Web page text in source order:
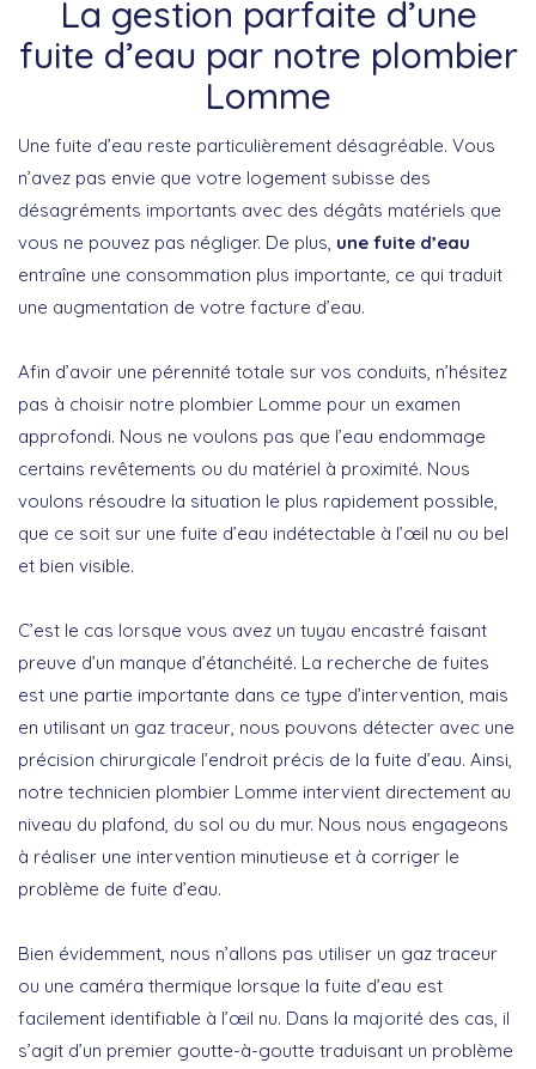
La gestion parfaite d’une
fuite d’eau par notre plombier
Lomme
Une fuite d’eau reste particulièrement désagréable. Vous
n’avez pas envie que votre logement subisse des
désagréments importants avec des dégâts matériels que
vous ne pouvez pas négliger. De plus, une fuite d’eau
entraîne une consommation plus importante, ce qui traduit
une augmentation de votre facture d’eau.
Afin d’avoir une pérennité totale sur vos conduits, n’hésitez
pas à choisir notre plombier Lomme pour un examen
approfondi. Nous ne voulons pas que l’eau endommage
certains revêtements ou du matériel à proximité. Nous
voulons résoudre la situation le plus rapidement possible,
que ce soit sur une fuite d’eau indétectable à l’œil nu ou bel
et bien visible.
C’est le cas lorsque vous avez un tuyau encastré faisant
preuve d’un manque d’étanchéité. La recherche de fuites
est une partie importante dans ce type d’intervention, mais
en utilisant un gaz traceur, nous pouvons détecter avec une
précision chirurgicale l’endroit précis de la fuite d’eau. Ainsi,
notre technicien plombier Lomme intervient directement au
niveau du plafond, du sol ou du mur. Nous nous engageons
à réaliser une intervention minutieuse et à corriger le
problème de fuite d’eau.
Bien évidemment, nous n’allons pas utiliser un gaz traceur
ou une caméra thermique lorsque la fuite d’eau est
facilement identifiable à l’œil nu. Dans la majorité des cas, il
s’agit d’un premier goutte-à-goutte traduisant un problème